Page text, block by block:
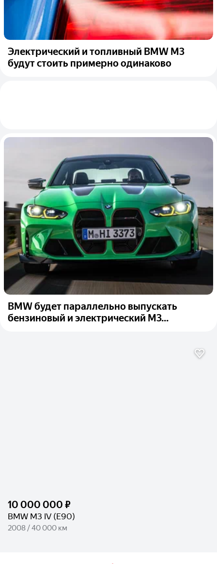
Электрический и топливный BMW M3
будут стоить примерно одинаково
BMW будет параллельно выпускать
бензиновый и электрический M3...
10 000 000 ₽
BMW M3 IV (E90)
2008 / 40 000 км